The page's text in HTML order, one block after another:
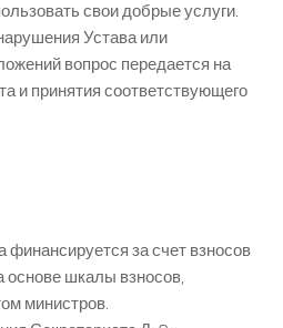
свои добрые услуги.
Устава или
вопрос передается на
и принятия соответствующего
за счет взносов
основе шкалы взносов,
министров.